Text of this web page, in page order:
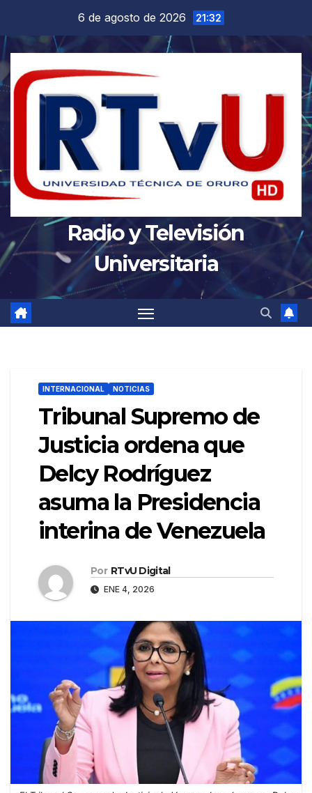
contenido
6 de agosto de 2026 21:32
Radio y Televisión
Universitaria
INTERNACIONAL NOTICIAS
Tribunal Supremo de
Justicia ordena que
Delcy Rodríguez
asuma la Presidencia
interina de Venezuela
Por RTvU Digital
ENE 4, 2026